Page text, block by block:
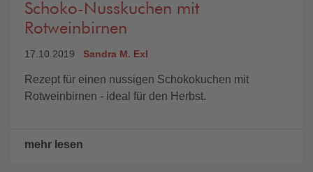
Schoko-Nusskuchen mit
Rotweinbirnen
17.10.2019 Sandra M. Exl
Rezept für einen nussigen Schokokuchen mit
Rotweinbirnen - ideal für den Herbst.
mehr lesen